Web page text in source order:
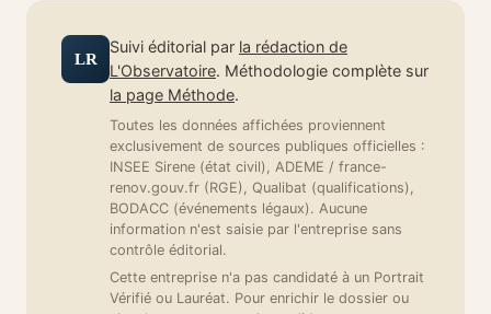
LR
Suivi éditorial par la rédaction de
L'Observatoire. Méthodologie complète sur
la page Méthode.
Toutes les données affichées proviennent
exclusivement de sources publiques officielles :
INSEE Sirene (état civil), ADEME / france-
renov.gouv.fr (RGE), Qualibat (qualifications),
BODACC (événements légaux). Aucune
information n'est saisie par l'entreprise sans
contrôle éditorial.
Cette entreprise n'a pas candidaté à un Portrait
Vérifié ou Lauréat. Pour enrichir le dossier ou